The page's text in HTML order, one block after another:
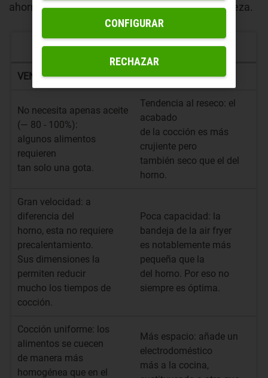
ahorrar tiempos y reducir las molestias de limpieza.
FREIDORA DE AIRE (AIR FRYER)
VENTAJAS DESVENTAJAS
No necesita apenas aceite
(— 80 - 100%):
algunos alimentos
requieren
tan solo una gota.
Tendencia al reseco: el
acabado
de la cocción es más
crujiente pero
también seco que el del
horno.
Gran velocidad: a
diferencia del
horno, esta no requiere
precalentamiento.
Sus dimensiones la
permiten reducir
mucho los tiempos de
cocción.
Poca capacidad: la
bandeja de la air fryer
es notablemente más
pequeña que la
del horno. Por eso no
siempre es óptima.
Cocción uniforme: los
alimentos se cuecen
de manera más
homogénea que en el
Más espacio: añade un
electrodoméstico
más a la cocina,
CONFIGURAR
RECHAZAR